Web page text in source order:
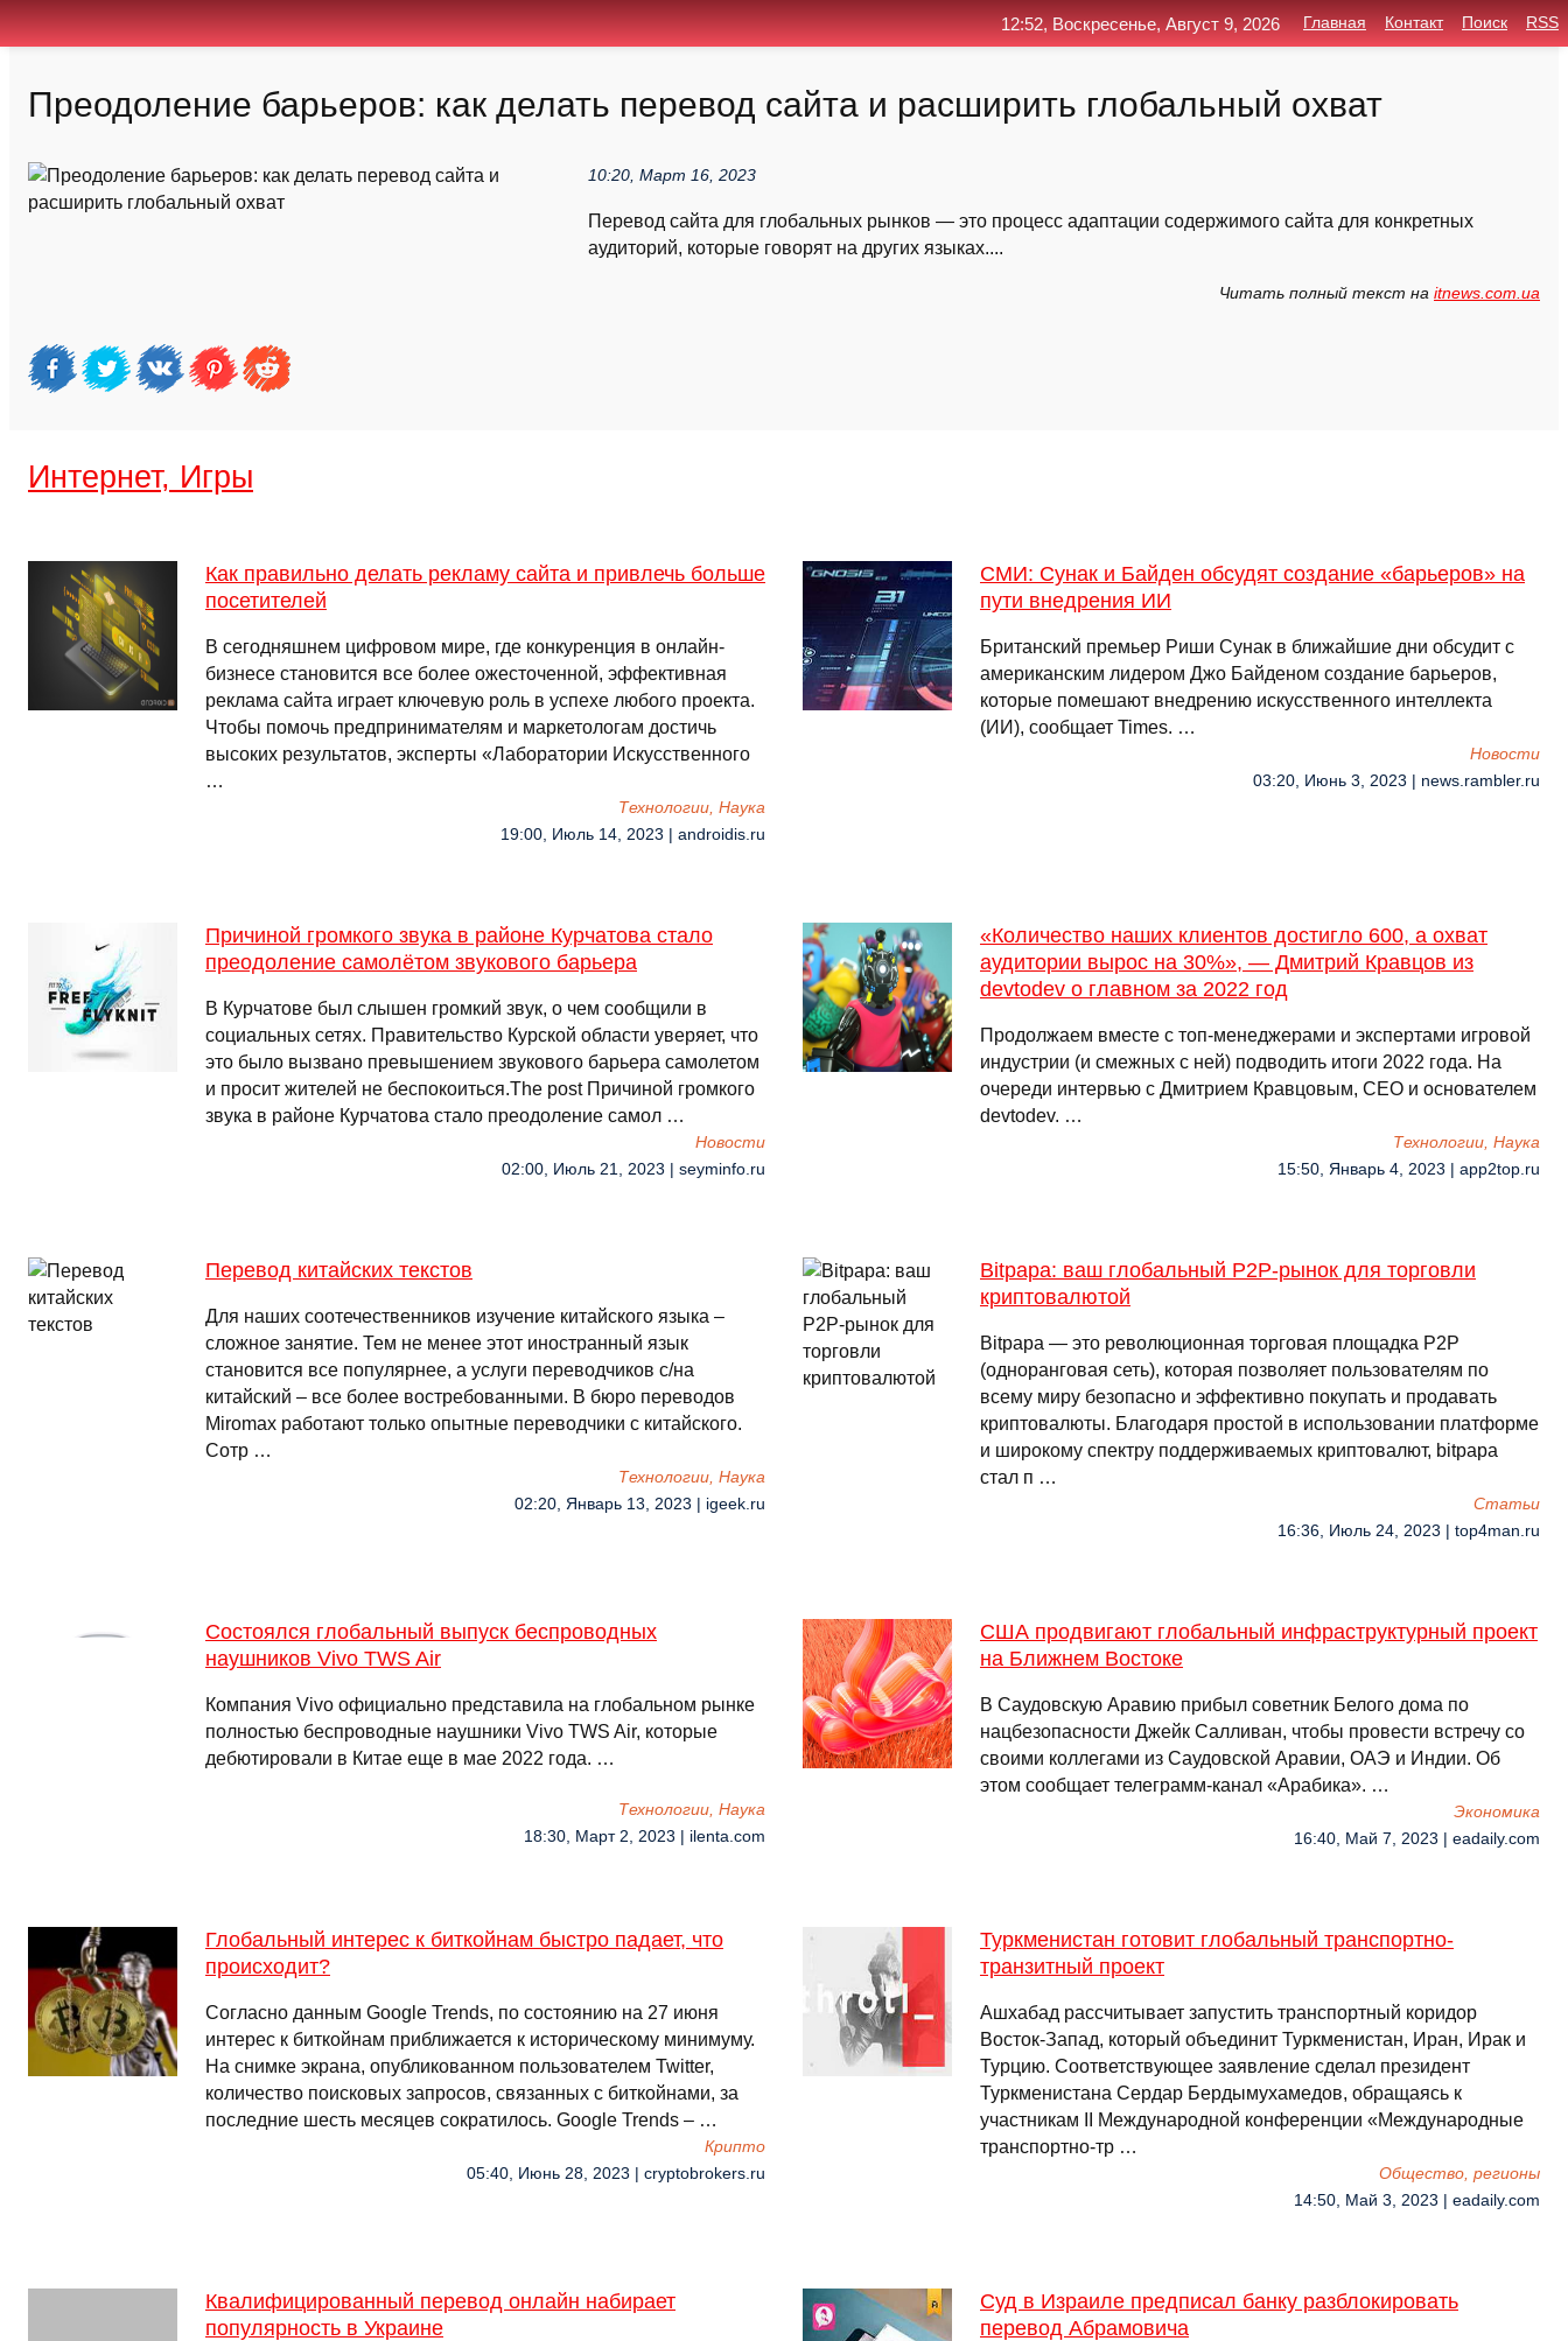
Преодоление барьеров: как делать перевод сайта и расширить глобальный охват
10:20, Март 16, 2023
Перевод сайта для глобальных рынков — это процесс адаптации содержимого сайта для конкретных
аудиторий, которые говорят на других языках....
Читать полный текст на itnews.com.ua
Интернет, Игры
Как правильно делать рекламу сайта и привлечь больше
посетителей
В сегодняшнем цифровом мире, где конкуренция в онлайн-
бизнесе становится все более ожесточенной, эффективная
реклама сайта играет ключевую роль в успехе любого проекта.
Чтобы помочь предпринимателям и маркетологам достичь
высоких результатов, эксперты «Лаборатории Искусственного
…
Технологии, Наука
19:00, Июль 14, 2023 | androidis.ru
СМИ: Сунак и Байден обсудят создание «барьеров» на
пути внедрения ИИ
Британский премьер Риши Сунак в ближайшие дни обсудит с
американским лидером Джо Байденом создание барьеров,
которые помешают внедрению искусственного интеллекта
(ИИ), сообщает Times. …
Новости
03:20, Июнь 3, 2023 | news.rambler.ru
Причиной громкого звука в районе Курчатова стало
преодоление самолётом звукового барьера
В Курчатове был слышен громкий звук, о чем сообщили в
социальных сетях. Правительство Курской области уверяет, что
это было вызвано превышением звукового барьера самолетом
и просит жителей не беспокоиться.The post Причиной громкого
звука в районе Курчатова стало преодоление самол …
Новости
02:00, Июль 21, 2023 | seyminfo.ru
«Количество наших клиентов достигло 600, а охват
аудитории вырос на 30%», — Дмитрий Кравцов из
devtodev о главном за 2022 год
Продолжаем вместе с топ-менеджерами и экспертами игровой
индустрии (и смежных с ней) подводить итоги 2022 года. На
очереди интервью с Дмитрием Кравцовым, CEO и основателем
devtodev. …
Технологии, Наука
15:50, Январь 4, 2023 | app2top.ru
Перевод китайских текстов
Для наших соотечественников изучение китайского языка –
сложное занятие. Тем не менее этот иностранный язык
становится все популярнее, а услуги переводчиков с/на
китайский – все более востребованными. В бюро переводов
Miromax работают только опытные переводчики с китайского.
Сотр …
Технологии, Наука
02:20, Январь 13, 2023 | igeek.ru
Bitpapa: ваш глобальный P2P-рынок для торговли
криптовалютой
Bitpapa — это революционная торговая площадка P2P
(одноранговая сеть), которая позволяет пользователям по
всему миру безопасно и эффективно покупать и продавать
криптовалюты. Благодаря простой в использовании платформе
и широкому спектру поддерживаемых криптовалют, bitpapa
стал п …
Cтатьи
16:36, Июль 24, 2023 | top4man.ru
Состоялся глобальный выпуск беспроводных
наушников Vivo TWS Air
Компания Vivo официально представила на глобальном рынке
полностью беспроводные наушники Vivo TWS Air, которые
дебютировали в Китае еще в мае 2022 года. …
Технологии, Наука
18:30, Март 2, 2023 | ilenta.com
США продвигают глобальный инфраструктурный проект
на Ближнем Востоке
В Саудовскую Аравию прибыл советник Белого дома по
нацбезопасности Джейк Салливан, чтобы провести встречу со
своими коллегами из Саудовской Аравии, ОАЭ и Индии. Об
этом сообщает телеграмм-канал «Арабика». …
Экономика
16:40, Май 7, 2023 | eadaily.com
Глобальный интерес к биткойнам быстро падает, что
происходит?
Согласно данным Google Trends, по состоянию на 27 июня
интерес к биткойнам приближается к историческому минимуму.
На снимке экрана, опубликованном пользователем Twitter,
количество поисковых запросов, связанных с биткойнами, за
последние шесть месяцев сократилось. Google Trends – …
Крипто
05:40, Июнь 28, 2023 | cryptobrokers.ru
Туркменистан готовит глобальный транспортно-
транзитный проект
Ашхабад рассчитывает запустить транспортный коридор
Восток-Запад, который объединит Туркменистан, Иран, Ирак и
Турцию. Соответствующее заявление сделал президент
Туркменистана Сердар Бердымухамедов, обращаясь к
участникам II Международной конференции «Международные
транспортно-тр …
Общество, регионы
14:50, Май 3, 2023 | eadaily.com
Квалифицированный перевод онлайн набирает
популярность в Украине
Суд в Израиле предписал банку разблокировать
перевод Абрамовича
12:52, Воскресенье, Август 9, 2026 Главная Контакт Поиск RSS